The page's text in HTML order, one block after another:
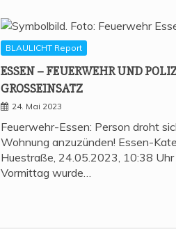
BLAULICHT Report
ESSEN – FEU­ER­WEHR UND
GROSSEINSATZ
24. Mai 2023
Feuerwehr-Essen: Person droht
Wohnung anzuzünden! Essen-
Huestraße, 24.05.2023, 10:38
Vormittag wurde…